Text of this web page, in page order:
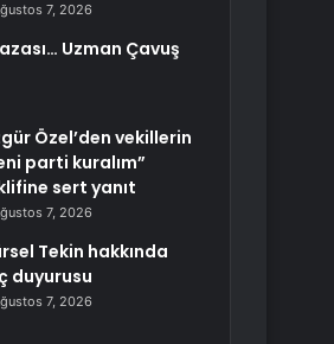
7, 2026
Uzman Çavuş
Özel’den vekillerin
parti kuralım”
sert yanıt
7, 2026
Tekin hakkında
duyurusu
7, 2026